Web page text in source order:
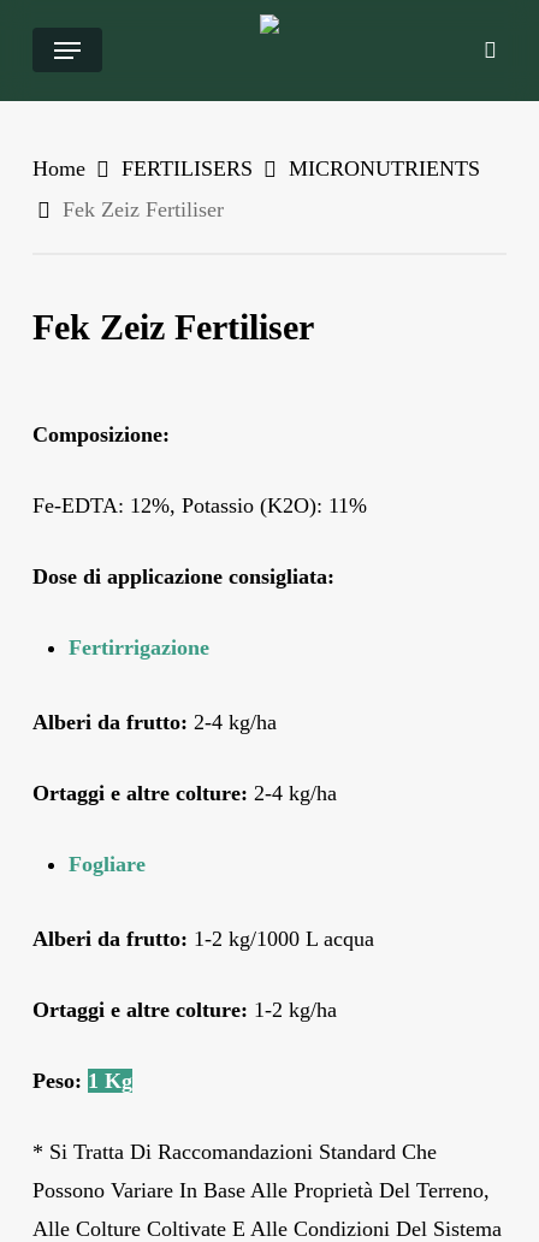
contenuto
Menu
Home FERTILISERS
MICRONUTRIENTS
Fek Zeiz Fertiliser
Fek Zeiz Fertiliser
Composizione:
Fe-EDTA: 12%, Potassio (K2O): 11%
Dose di applicazione consigliata:
Fertirrigazione
Alberi da frutto: 2-4 kg/ha
Ortaggi e altre colture: 2-4 kg/ha
Fogliare
Alberi da frutto: 1-2 kg/1000 L acqua
Ortaggi e altre colture: 1-2 kg/ha
Peso: 1 Kg
* Si Tratta Di Raccomandazioni Standard Che
Possono Variare In Base Alle Proprietà Del Terreno,
Alle Colture Coltivate E Alle Condizioni Del Sistema